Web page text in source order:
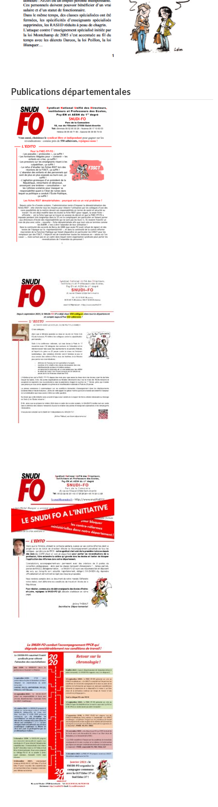
Publications départementales